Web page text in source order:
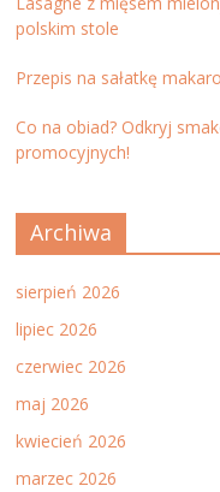
polskim stole
Przepis na sałatkę
Co na obiad? Odkryj
promocyjnych!
Archiwa
sierpień 2026
lipiec 2026
czerwiec 2026
maj 2026
kwiecień 2026
marzec 2026